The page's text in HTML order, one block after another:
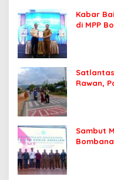
Kabar
di MPP
Rawan,
Sambut